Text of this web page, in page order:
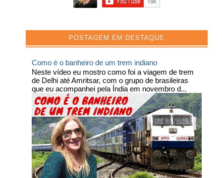
POSTAGEM EM DESTAQUE
Como é o banheiro de um trem indiano
Neste vídeo eu mostro como foi a viagem de trem
de Delhi até Amritsar, com o grupo de brasileiras
que eu acompanhei pela Índia em novembro d...